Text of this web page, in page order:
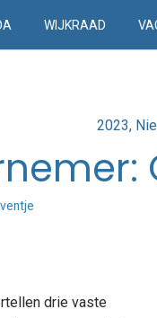
WIJKRAAD
Posted
2023
drie vaste